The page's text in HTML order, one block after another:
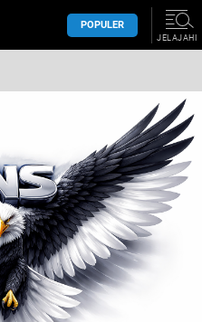
POPULER
JELAJAHI